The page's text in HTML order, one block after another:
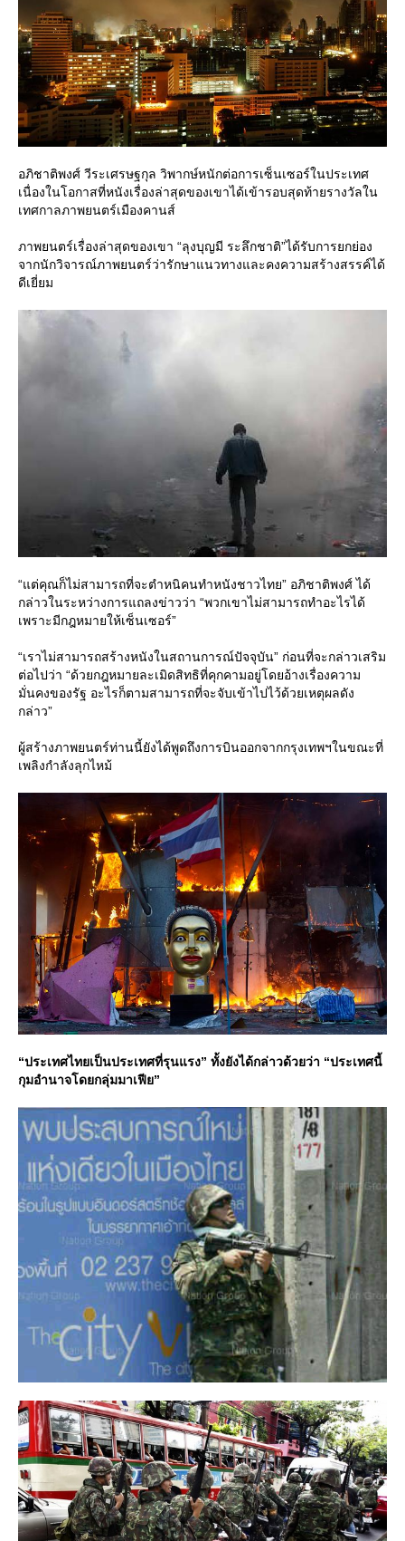
อภิชาติพงศ์ วีระเศรษฐกุล วิพากษ์หนักต่อการเซ็นเซอร์ในประเทศ
เนื่องในโอกาสที่หนังเรื่องล่าสุดของเขาได้เข้ารอบสุดท้ายรางวัลใน
เทศกาลภาพยนตร์เมืองคานส์
ภาพยนตร์เรื่องล่าสุดของเขา “ลุงบุญมี ระลึกชาติ”ได้รับการยกย่อง
จากนักวิจารณ์ภาพยนตร์ว่ารักษาแนวทางและคงความสร้างสรรค์ได้
ดีเยี่ยม
“แต่คุณก็ไม่สามารถที่จะตำหนิคนทำหนังชาวไทย” อภิชาติพงศ์ ได้
กล่าวในระหว่างการแถลงข่าวว่า “พวกเขาไม่สามารถทำอะไรได้
เพราะมีกฎหมายให้เซ็นเซอร์”
“เราไม่สามารถสร้างหนังในสถานการณ์ปัจจุบัน” ก่อนที่จะกล่าวเสริม
ต่อไปว่า “ด้วยกฎหมายละเมิดสิทธิที่คุกคามอยู่โดยอ้างเรื่องความ
มั่นคงของรัฐ อะไรก็ตามสามารถที่จะจับเข้าไปไว้ด้วยเหตุผลดัง
กล่าว”
ผู้สร้างภาพยนตร์ท่านนี้ยังได้พูดถึงการบินออกจากกรุงเทพฯในขณะที่
เพลิงกำลังลุกไหม้
“ประเทศไทยเป็นประเทศที่รุนแรง” ทั้งยังได้กล่าวด้วยว่า “ประเทศนี้
กุมอำนาจโดยกลุ่มมาเฟีย”